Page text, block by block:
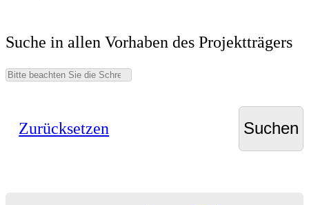
Suche in allen Vorhaben des Projektträgers
Zurücksetzen